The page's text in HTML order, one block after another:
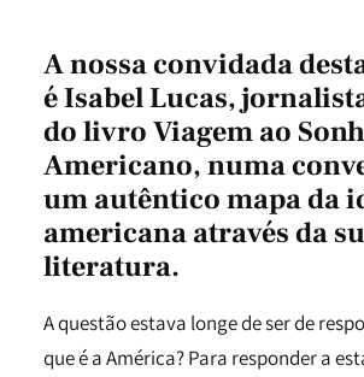
A nossa convidada
é Isabel Lucas,
do livro Viagem ao
Americano, numa
um autêntico mapa da
americana através da
literatura.
A questão estava longe de ser de
que é a América? Para responder a